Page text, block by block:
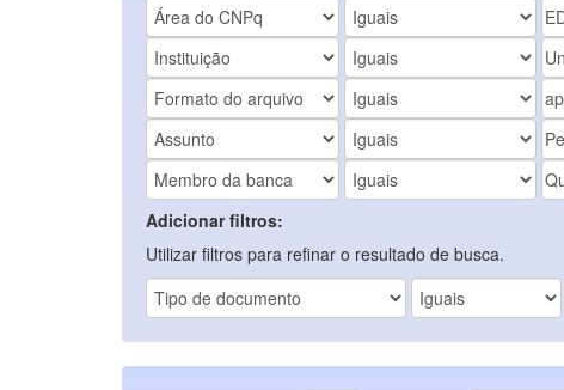
Adicionar filtros:
Utilizar filtros para refinar o resultado de busca.